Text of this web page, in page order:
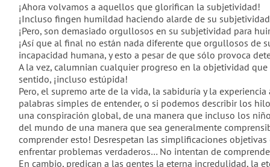
¡Ahora volvamos a aquellos que glorifican la subjetividad!
¡Incluso fingen humildad haciendo alarde de su
¡Pero, son demasiado orgullosos en su subjetividad para
¡Así que al final no están nada diferente que orgullosos
incapacidad humana, y esto a pesar de que sólo provoca
A la vez, calumnian cualquier progreso en la objetividad
sentido, ¡incluso estúpida!
Pero, el supremo arte de la vida, la sabiduría y la
palabras simples de entender, o si podemos describir los
una conspiración global, de una manera que incluso los
del mundo de una manera que sea generalmente
comprender esto! Desrespetan las simplificaciones
enfrentar problemas verdaderos… No intentan de
En cambio, predican a las gentes la eterna incredulidad, la